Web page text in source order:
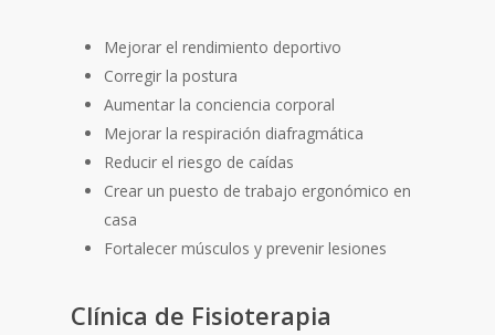
Mejorar el rendimiento deportivo
Corregir la postura
Aumentar la conciencia corporal
Mejorar la respiración diafragmática
Reducir el riesgo de caídas
Crear un puesto de trabajo ergonómico en
casa
Fortalecer músculos y prevenir lesiones
Clínica de Fisioterapia